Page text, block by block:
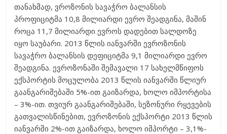
თანახმად, ვროზონის სავაჭრო ბალანსის
პროფიციტმა 10,8 მილიარდი ევრო შეადგინა, მაშინ
როცა 11,7 მილიარდი ევროს დადებით სალდოზე
იყო საუბარი. 2013 წლის იანვარში ევროზონის
სავაჭრო ბალანსის დეფიციტმა 9,1 მილიარდი ევრო
შეადგინა. ევროზონაში შემავალი 17 სახელმწიფოს
ექსპორტის მოცულობა 2013 წლის იანვარში წლიურ
გაანგარიშებაში 5%-ით გაიზარდა, ხოლო იმპორტისა
– 3%-ით. თვიურ გაანგარიშებაში, სეზონური რყევების
გათვალისწინებით, ევროზონის ექსპორტი 2013 წლის
იანვარში 2%-ით გაიზარდა, ხოლო იმპორტი – 3,1%-